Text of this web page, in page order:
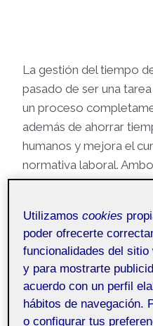
La gestión del tiempo
pasado de ser una
un proceso
además de ahorrar
humanos y mejora el
normativa laboral.
ventajas y
terreno por sus
accesibilidad.
Utilizamoscookies
poder ofrecerte
funcionalidades del
y para mostrarte
acuerdo con un perfil
hábitos de navegación.
o configurar tus